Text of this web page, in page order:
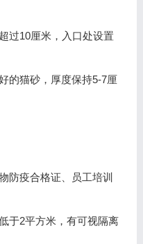
过10厘米，入口处设置
的猫砂，厚度保持5-7厘
防疫合格证、员工培训
于2平方米，有可视隔离